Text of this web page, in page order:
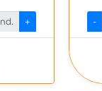
+ -